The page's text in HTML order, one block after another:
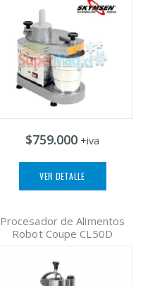
$759.000 +iva
VER DETALLE
Procesador de Alimentos
Robot Coupe CL50D